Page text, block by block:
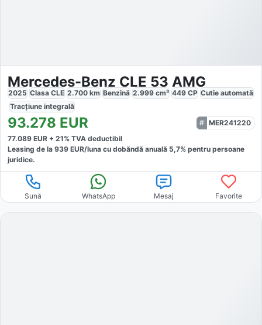
Mercedes-Benz CLE 53 AMG
2025 Clasa CLE 2.700 km Benzină 2.999 cm³ 449 CP Cutie automată
Tracțiune integrală
93.278 EUR
MER241220
77.089 EUR + 21% TVA deductibil
Leasing de la 939 EUR/luna cu dobăndă anuală 5,7% pentru persoane
juridice.
Sună WhatsApp Mesaj Favorite